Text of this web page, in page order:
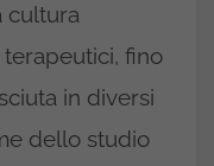
cultura
fino
in diversi
dello studio